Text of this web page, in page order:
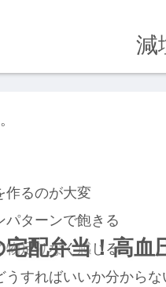
減
配弁当！高血
作るのが大変
パターンで飽きる
物足りなく感じる
すればいいか分からな